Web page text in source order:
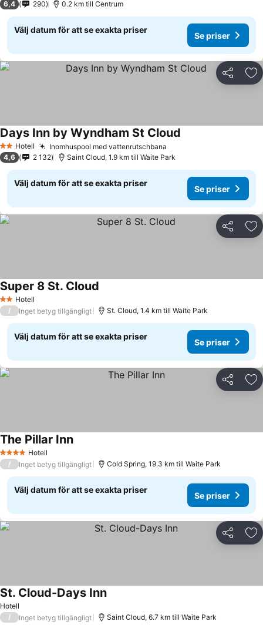
6,4
290 0.2 km till Centrum
Välj datum för att se exakta priser
Se priser
Dela
2 Stjärnor
Hotell Inomhuspool med vattenrutschbana
Days Inn by Wyndham St Cloud
4,6 2 132 Saint Cloud, 1.9 km till Waite Park
Välj datum för att se exakta priser
Se priser
Dela
2 Stjärnor
Hotell
Super 8 St. Cloud
/ Inget betyg tillgängligt St. Cloud, 1.4 km till Waite Park
Välj datum för att se exakta priser
Se priser
Dela
4 StjärnorHotell
The Pillar Inn
/ Inget betyg tillgängligt Cold Spring, 19.3 km till Waite Park
Välj datum för att se exakta priser
Se priser
Dela
Hotell
St. Cloud-Days Inn
/ Inget betyg tillgängligt Saint Cloud, 6.7 km till Waite Park